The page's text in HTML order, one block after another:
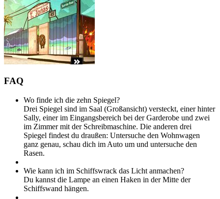
FAQ
Wo finde ich die zehn Spiegel?
Drei Spiegel sind im Saal (Großansicht) versteckt, einer hinter
Sally, einer im Eingangsbereich bei der Garderobe und zwei
im Zimmer mit der Schreibmaschine. Die anderen drei
Spiegel findest du draußen: Untersuche den Wohnwagen
ganz genau, schau dich im Auto um und untersuche den
Rasen.
Wie kann ich im Schiffswrack das Licht anmachen?
Du kannst die Lampe an einen Haken in der Mitte der
Schiffswand hängen.